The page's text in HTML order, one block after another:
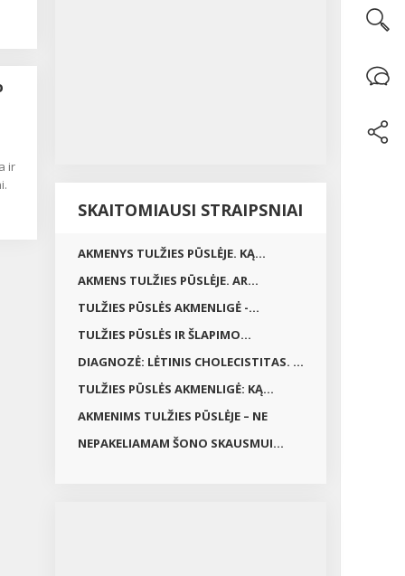
ir
SKAITOMIAUSI STRAIPSNIAI
AKMENYS TULŽIES PŪSLĖJE. KĄ...
AKMENS TULŽIES PŪSLĖJE. AR...
TULŽIES PŪSLĖS AKMENLIGĖ -...
TULŽIES PŪSLĖS IR ŠLAPIMO...
DIAGNOZĖ: LĖTINIS CHOLECISTITAS. ...
TULŽIES PŪSLĖS AKMENLIGĖ: KĄ...
AKMENIMS TULŽIES PŪSLĖJE – NE
NEPAKELIAMAM ŠONO SKAUSMUI...